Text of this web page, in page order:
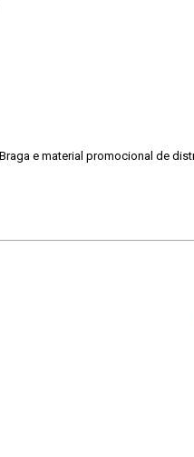
e material promocional de